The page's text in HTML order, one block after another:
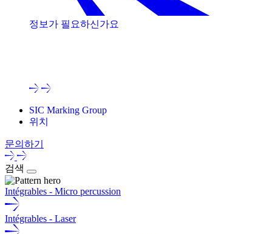
정보가 필요하신가요
SIC Marking Group
위치
문의하기
검색
Intégrables - Micro percussion
Intégrables - Laser